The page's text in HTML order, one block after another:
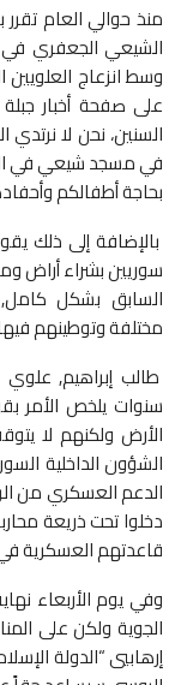
منذ حوالي العام
الشيعي الجعفري في
وسط انزعاج
على صفحة أخبار
السنين، نحن لا
في مسجد شيعي في
بحاجة أطفالكم
بالإضافة إلى ذلك
سوريين بشراء أراض
السابق بشكل
مختلفة وتوطينهم
طالب إبراهيم,
سنوات يلخص الأمر
الأرض ولكنهم لا
الشؤون الداخلية
الدعم العسكري من
دخلوا تحت ذريعة
قاعدتهم العسكرية
وفي يوم الأربعاء
الجوية ولكن على
إرهابيي “الدولة